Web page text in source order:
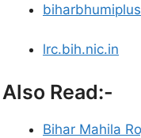
lrc.bih.nic.in
Also Read:-
Bihar Mahila